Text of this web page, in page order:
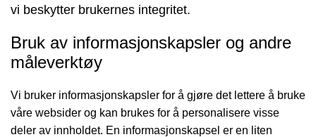
vi beskytter brukernes integritet.
Bruk av informasjonskapsler og andre
måleverktøy
Vi bruker informasjonskapsler for å gjøre det lettere å bruke
våre websider og kan brukes for å personalisere visse
deler av innholdet. En informasjonskapsel er en liten